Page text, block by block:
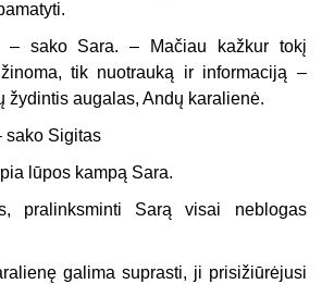
– sako Sara. – Mačiau kažkur tokį
tik nuotrauką ir informaciją –
žydintis augalas, Andų karalienė.
sako Sigitas
lūpos kampą Sara.
pralinksminti Sarą visai neblogas
galima suprasti, ji prisižiūrėjusi